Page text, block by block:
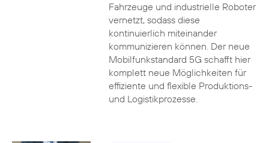
Fahrzeuge und industrielle Roboter
vernetzt, sodass diese
kontinuierlich miteinander
kommunizieren können. Der neue
Mobilfunkstandard 5G schafft hier
komplett neue Möglichkeiten für
effiziente und flexible Produktions-
und Logistikprozesse.